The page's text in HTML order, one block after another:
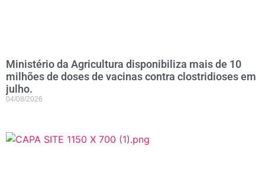
Ministério da Agricultura disponibiliza mais de 10
milhões de doses de vacinas contra clostridioses em
julho.
04/08/2026